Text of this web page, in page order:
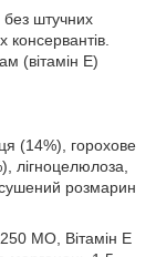
штучних
консервантів.
(вітамін Е)
(14%), горохове
лігноцелюлоза,
розмарин
250 МО, Вітамін Е